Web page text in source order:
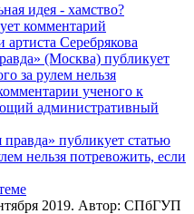
идея - хамство?
комментарий
Серебрякова
публикует статью
нельзя потревожить, если
2019. Автор: СПбГУП